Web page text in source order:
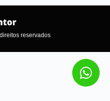
reservados